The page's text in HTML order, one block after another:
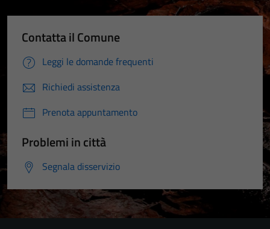
Contatta il Comune
Leggi le domande frequenti
Richiedi assistenza
Prenota appuntamento
Problemi in città
Segnala disservizio